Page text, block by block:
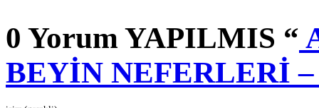
0 Yorum YAPILMIS “
BEYİN NEFERLERİ –